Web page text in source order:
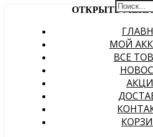
ОТКРЫТЬ
МОЙ
ВСЕ